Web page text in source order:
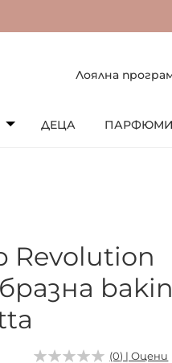
Лоялна
ДЕЦА ПАРФЮМИ
Revolution
(0) | Оцени